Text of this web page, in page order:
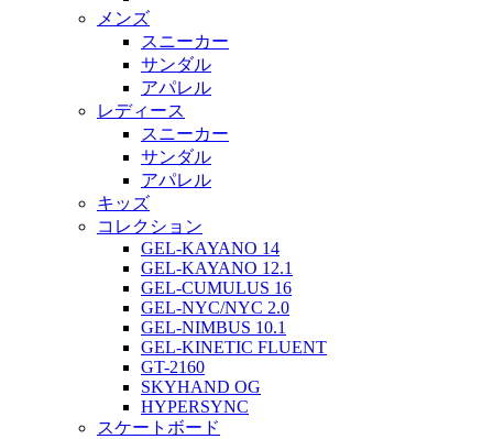
メンズ
スニーカー
サンダル
アパレル
レディース
スニーカー
サンダル
アパレル
キッズ
コレクション
GEL-KAYANO 14
GEL-KAYANO 12.1
GEL-CUMULUS 16
GEL-NYC/NYC 2.0
GEL-NIMBUS 10.1
GEL-KINETIC FLUENT
GT-2160
SKYHAND OG
HYPERSYNC
スケートボード